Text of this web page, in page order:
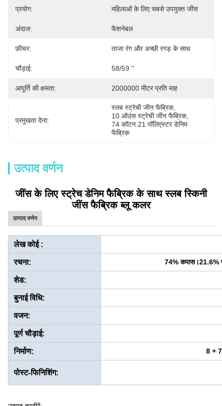
प्रयोग: महिलाओं के लिए सबसे उपयुक्त जींस
अंदाज: फैशनेबल
फ़ीचर: ताजा रंग और अच्छी रगड़ के साथ
चौड़ाई: 58/59 ''
आपूर्ति की क्षमता: 2000000 मीटर प्रति माह
प्रमुखता देना:
स्लब स्ट्रेची जीन फैब्रिक,
10 ऑउंस स्ट्रेची जीन फैब्रिक,
74 कॉटन 21 पॉलिएस्टर डेनिम
फैब्रिक
उत्पाद वर्णन
जींस के लिए स्ट्रेच डेनिम फैब्रिक के साथ स्लब स्किनी
जींस फैब्रिक ब्लू कलर
उत्पाद वर्णन
लेख कोई :
रचना: 74% कपास।21.6%
शेड:
बुनाई विधि:
वजन:
पूर्ण चौड़ाई:
निर्माण: 8 +
पोस्ट-फिनिशिंग: